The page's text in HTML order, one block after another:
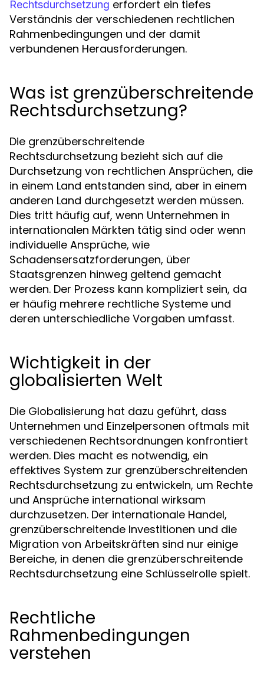
Rechtsdurchsetzung erfordert ein tiefes
Verständnis der verschiedenen rechtlichen
Rahmenbedingungen und der damit
verbundenen Herausforderungen.
Was ist grenzüberschreitende
Rechtsdurchsetzung?
Die grenzüberschreitende
Rechtsdurchsetzung bezieht sich auf die
Durchsetzung von rechtlichen Ansprüchen, die
in einem Land entstanden sind, aber in einem
anderen Land durchgesetzt werden müssen.
Dies tritt häufig auf, wenn Unternehmen in
internationalen Märkten tätig sind oder wenn
individuelle Ansprüche, wie
Schadensersatzforderungen, über
Staatsgrenzen hinweg geltend gemacht
werden. Der Prozess kann kompliziert sein, da
er häufig mehrere rechtliche Systeme und
deren unterschiedliche Vorgaben umfasst.
Wichtigkeit in der
globalisierten Welt
Die Globalisierung hat dazu geführt, dass
Unternehmen und Einzelpersonen oftmals mit
verschiedenen Rechtsordnungen konfrontiert
werden. Dies macht es notwendig, ein
effektives System zur grenzüberschreitenden
Rechtsdurchsetzung zu entwickeln, um Rechte
und Ansprüche international wirksam
durchzusetzen. Der internationale Handel,
grenzüberschreitende Investitionen und die
Migration von Arbeitskräften sind nur einige
Bereiche, in denen die grenzüberschreitende
Rechtsdurchsetzung eine Schlüsselrolle spielt.
Rechtliche
Rahmenbedingungen
verstehen